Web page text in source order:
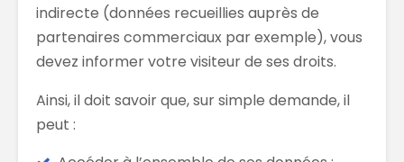
indirecte (données recueillies auprès de
partenaires commerciaux par exemple), vous
devez informer votre visiteur de ses droits.
Ainsi, il doit savoir que, sur simple demande, il
peut :